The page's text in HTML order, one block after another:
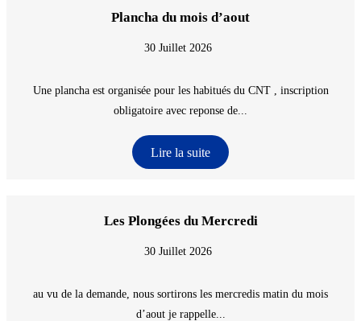
Plancha du mois d’aout
30 Juillet 2026
Une plancha est organisée pour les habitués du CNT , inscription
obligatoire avec reponse de...
Lire la suite
Les Plongées du Mercredi
30 Juillet 2026
au vu de la demande, nous sortirons les mercredis matin du mois
d’aout je rappelle...